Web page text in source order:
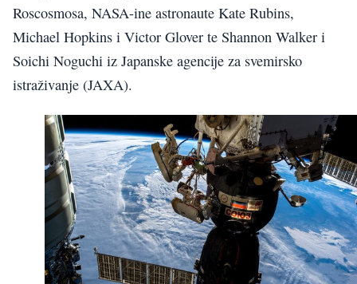
Roscosmosa, NASA-ine astronaute Kate Rubins,
Michael Hopkins i Victor Glover te Shannon Walker i
Soichi Noguchi iz Japanske agencije za svemirsko
istraživanje (JAXA).